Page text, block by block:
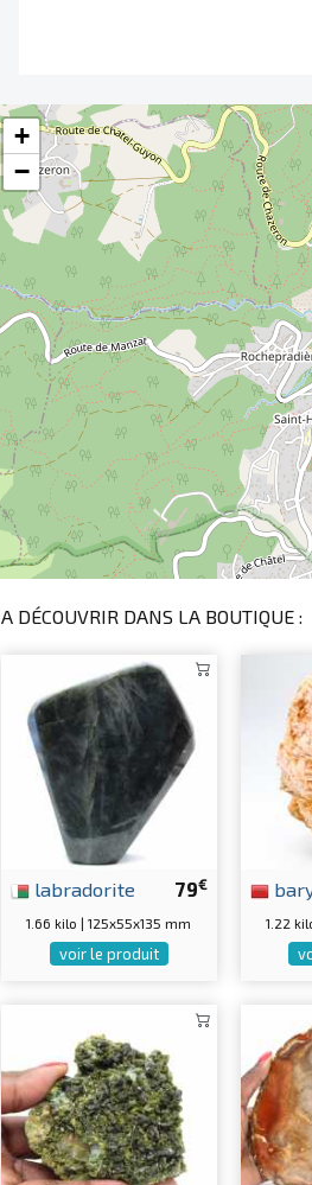
+
−
A DÉCOUVRIR DANS LA BOUTIQUE :
79€
labradorite
1.66 kilo | 125x55x135 mm
voir le produit
1.22